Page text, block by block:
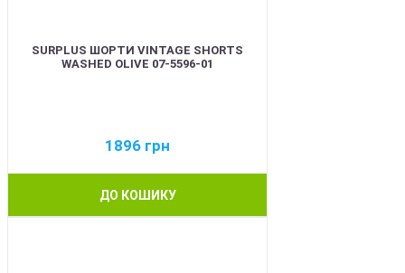
SURPLUS ШОРТИ VINTAGE SHORTS
WASHED OLIVE 07-5596-01
1896 грн
ДО КОШИКУ